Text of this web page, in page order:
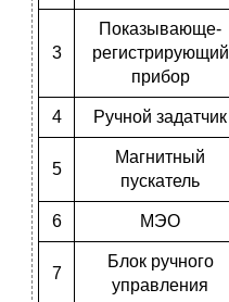
3
Показывающе-
регистрирующий
прибор
4 Ручной задатчик
5
Магнитный
пускатель
6 МЭО
7
Блок ручного
управления